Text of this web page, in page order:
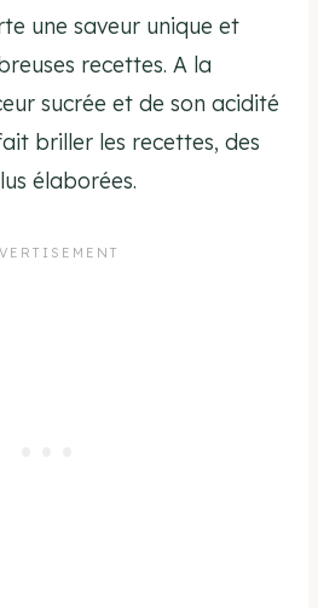
une saveur unique et
recettes. A la
sucrée et de son acidité
briller les recettes, des
élaborées.